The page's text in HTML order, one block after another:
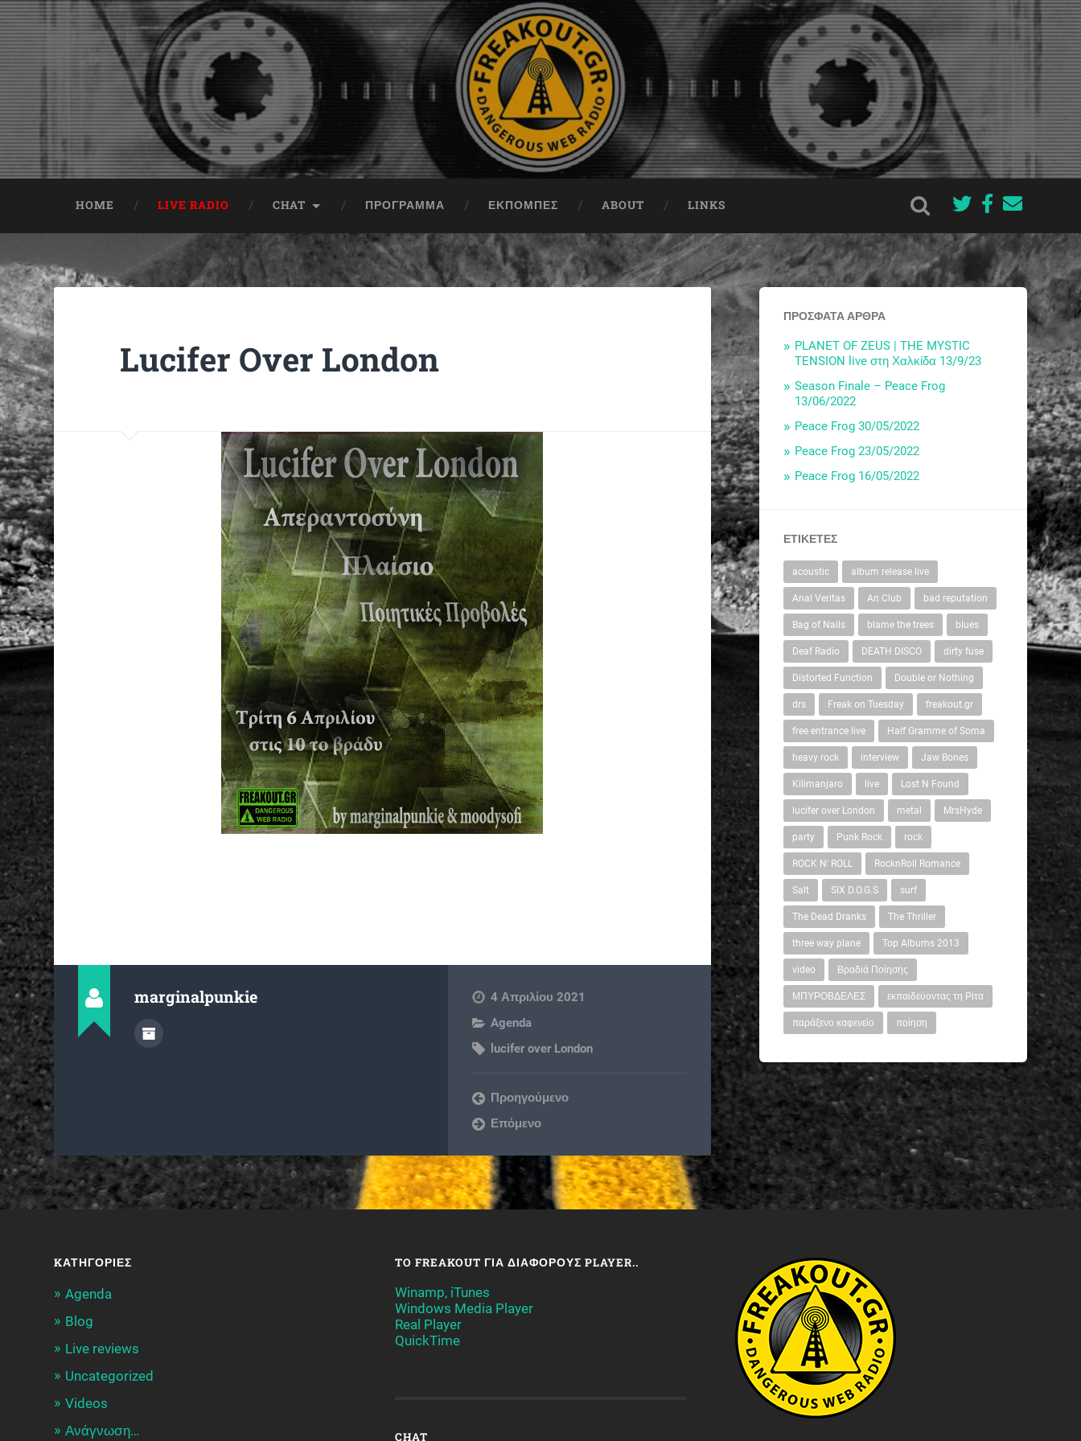
HOME LIVE RADIO CHAT ΠΡΟΓΡΑΜΜΑ ΕΚΠΟΜΠΈΣ ABOUT LINKS
Lucifer Over London
marginalpunkie
4 Απριλίου 2021
Agenda
lucifer over London
Προηγούμενο
Επόμενο
ΠΡΌΣΦΑΤΑ ΆΡΘΡΑ
PLANET OF ZEUS | THE MYSTIC
TENSION live στη Χαλκίδα 13/9/23
Season Finale – Peace Frog
13/06/2022
Peace Frog 30/05/2022
Peace Frog 23/05/2022
Peace Frog 16/05/2022
ΕΤΙΚΈΤΕΣ
acoustic album release live
Anal Veritas An Club bad reputation
Bag of Nails blame the trees blues
Deaf Radio DEATH DISCO dirty fuse
Distorted Function Double or Nothing
drs Freak on Tuesday freakout.gr
free entrance live Half Gramme of Soma
heavy rock interview Jaw Bones
Kilimanjaro live Lost N Found
lucifer over London metal MrsHyde
party Punk Rock rock
ROCK N' ROLL RocknRoll Romance
Salt SIX D.O.G.S surf
The Dead Dranks The Thriller
three way plane Top Albums 2013
video Βραδιά Ποίησης
ΜΠΥΡΟΒΔΕΛΕΣ εκπαιδεύοντας τη Ρίτα
παράξενο καφενείο ποίηση
KΑΤΗΓΟΡΊΕΣ
Agenda
Blog
Live reviews
Uncategorized
Videos
Ανάγνωση…
TO FREAKOUT ΓΙΑ ΔΙΆΦΟΡΟΥΣ PLAYER..
Winamp, iTunes
Windows Media Player
Real Player
QuickTime
CHAT